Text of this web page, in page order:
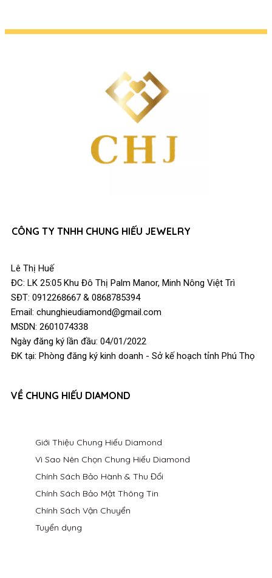
CÔNG TY TNHH CHUNG HIẾU JEWELRY
Lê Thị Huế
ĐC: LK 25:05 Khu Đô Thị Palm Manor, Minh Nông Việt Trì
SĐT: 0912268667 & 0868785394
Email: chunghieudiamond@gmail.com
MSDN: 2601074338
Ngày đăng ký lần đầu: 04/01/2022
ĐK tại: Phòng đăng ký kinh doanh - Sở kế hoạch tỉnh Phú Thọ
VỀ CHUNG HIẾU DIAMOND
Giới Thiệu Chung Hiếu Diamond
Vì Sao Nên Chọn Chung Hiếu Diamond
Chính Sách Bảo Hành & Thu Đổi
Chính Sách Bảo Mật Thông Tin
Chính Sách Vận Chuyển
Tuyển dụng